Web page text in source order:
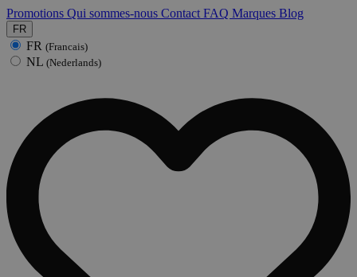
Promotions Qui sommes-nous Contact FAQ Marques Blog
FR
FR (Francais)
NL (Nederlands)